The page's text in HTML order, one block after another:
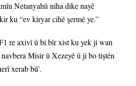
Netanyahû niha dike nayê
ku “ev kiryar cihê şermê ye.”
re axivî û bi bîr xist ku yek ji wan
Misir û Xezeyê û ji bo tiştên
xerab bû’.